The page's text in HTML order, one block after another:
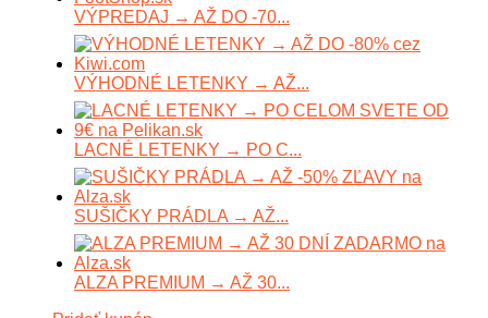
VÝPREDAJ → AŽ DO -70...
VÝHODNÉ LETENKY → AŽ...
LACNÉ LETENKY → PO C...
SUŠIČKY PRÁDLA → AŽ...
ALZA PREMIUM → AŽ 30...